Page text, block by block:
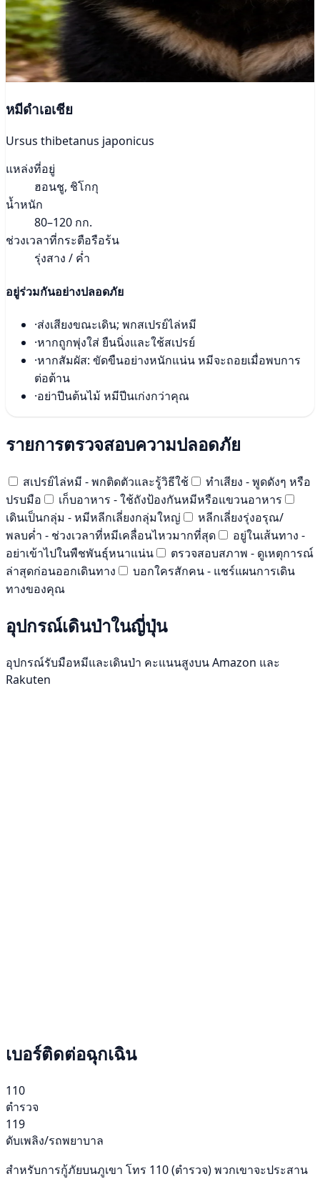
หมีดำเอเชีย
Ursus thibetanus japonicus
แหล่งที่อยู่
ฮอนชู, ชิโกกุ
น้ำหนัก
80–120 กก.
ช่วงเวลาที่กระตือรือร้น
รุ่งสาง / ค่ำ
อยู่ร่วมกันอย่างปลอดภัย
·ส่งเสียงขณะเดิน; พกสเปรย์ไล่หมี
·หากถูกพุ่งใส่ ยืนนิ่งและใช้สเปรย์
·หากสัมผัส: ขัดขืนอย่างหนักแน่น หมีจะถอยเมื่อพบการ
ต่อต้าน
·อย่าปีนต้นไม้ หมีปีนเก่งกว่าคุณ
รายการตรวจสอบความปลอดภัย
สเปรย์ไล่หมี - พกติดตัวและรู้วิธีใช้
ทำเสียง - พูดดังๆ หรือ
ปรบมือ
เก็บอาหาร - ใช้ถังป้องกันหมีหรือแขวนอาหาร
เดินเป็นกลุ่ม - หมีหลีกเลี่ยงกลุ่มใหญ่
หลีกเลี่ยงรุ่งอรุณ/
พลบค่ำ - ช่วงเวลาที่หมีเคลื่อนไหวมากที่สุด
อยู่ในเส้นทาง -
อย่าเข้าไปในพืชพันธุ์หนาแน่น
ตรวจสอบสภาพ - ดูเหตุการณ์
ล่าสุดก่อนออกเดินทาง
บอกใครสักคน - แชร์แผนการเดิน
ทางของคุณ
อุปกรณ์เดินป่าในญี่ปุ่น
อุปกรณ์รับมือหมีและเดินป่า คะแนนสูงบน Amazon และ
Rakuten
เบอร์ติดต่อฉุกเฉิน
110
ตำรวจ
119
ดับเพลิง/รถพยาบาล
สำหรับการกู้ภัยบนภูเขา โทร 110 (ตำรวจ) พวกเขาจะประสาน